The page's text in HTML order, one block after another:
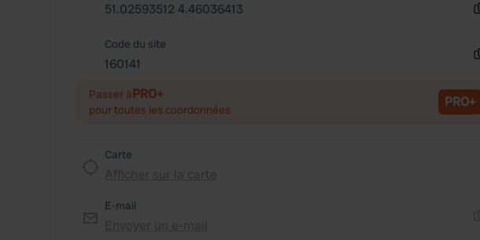
51.02593512 4.46036413
Code du site
160141
Passer àPRO+
pour toutes les coordonnées PRO+
Carte
E-mail